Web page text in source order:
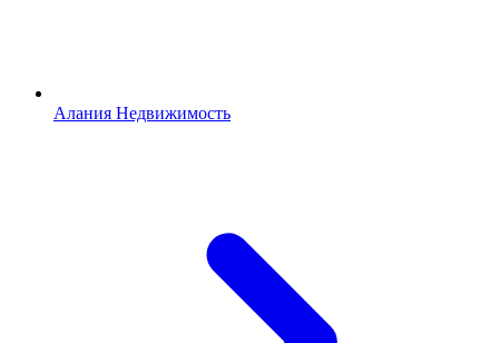
Алания Недвижимость